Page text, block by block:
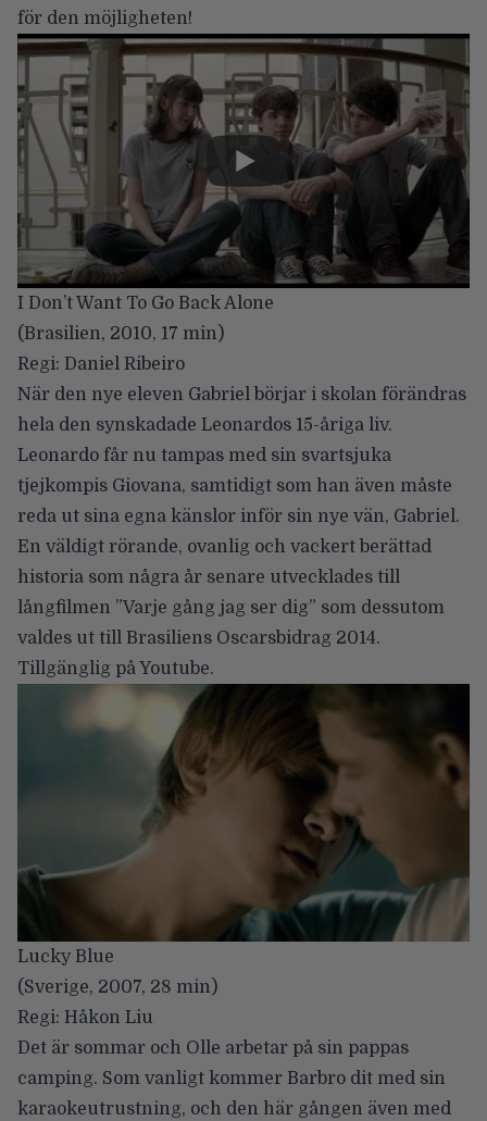
för den möjligheten!
I Don’t Want To Go Back Alone
(Brasilien, 2010, 17 min)
Regi: Daniel Ribeiro
När den nye eleven Gabriel börjar i skolan förändras
hela den synskadade Leonardos 15-åriga liv.
Leonardo får nu tampas med sin svartsjuka
tjejkompis Giovana, samtidigt som han även måste
reda ut sina egna känslor inför sin nye vän, Gabriel.
En väldigt rörande, ovanlig och vackert berättad
historia som några år senare utvecklades till
långfilmen ”Varje gång jag ser dig” som dessutom
valdes ut till Brasiliens Oscarsbidrag 2014.
Tillgänglig på Youtube.
Lucky Blue
(Sverige, 2007, 28 min)
Regi: Håkon Liu
Det är sommar och Olle arbetar på sin pappas
camping. Som vanligt kommer Barbro dit med sin
karaokeutrustning, och den här gången även med